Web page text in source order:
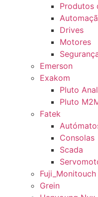
Produtos
Drives
Motores
Emerson
Exakom
Pluto
Pluto
Fatek
Consolas
Scada
Fuji_Monitouch
Grein